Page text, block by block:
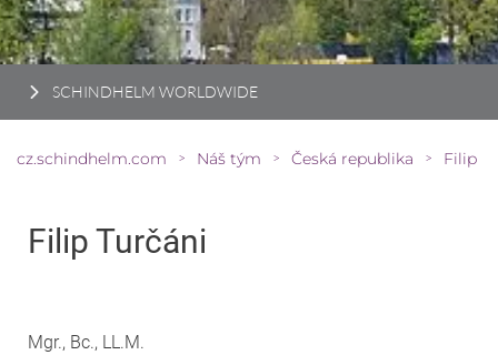
SCHINDHELM WORLDWIDE
cz.schindhelm.com > Náš tým > Česká republika > Filip
Filip Turčáni
Mgr., Bc., LL.M.